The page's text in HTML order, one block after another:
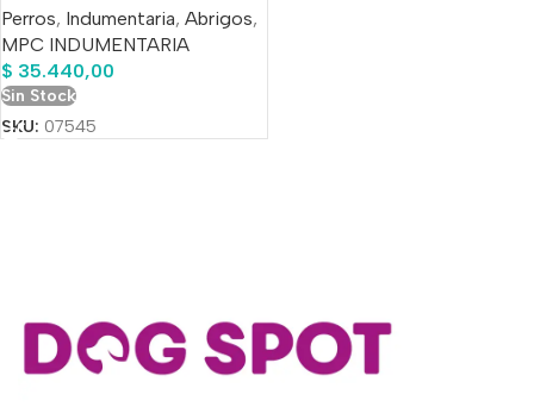
Perros, Indumentaria, Abrigos,
MPC INDUMENTARIA
$ 35.440,00
Sin Stock
SKU: 07545